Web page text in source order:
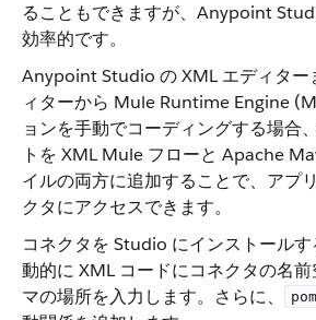
ることもできますが、Anypoint
効率的です。
Anypoint Studio の XML エディター
ィターから Mule Runtime Engine
ョンを手動でコーディングする場合
トを XML Mule フローと Apache
イルの両方に追加することで、アプ
クタにアクセスできます。
コネクタを Studio にインストール
動的に XML コードにコネクタの名
マの場所を入力します。さらに、​